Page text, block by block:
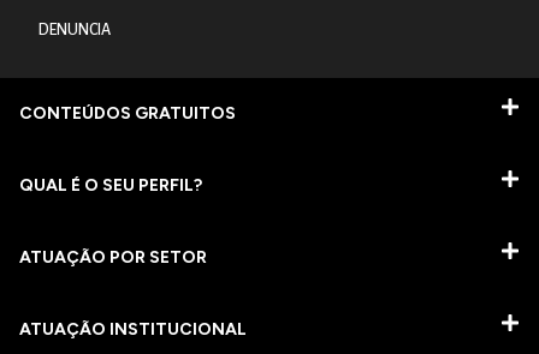
DENUNCIA
CONTEÚDOS GRATUITOS
QUAL É O SEU PERFIL?
ATUAÇÃO POR SETOR
ATUAÇÃO INSTITUCIONAL